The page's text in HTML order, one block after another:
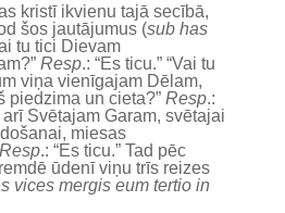
kristī ikvienu tajā secībā,
šos jautājumus (sub has
tu tici Dievam
Resp.: “Es ticu.” “Vai tu
viņa vienīgajam Dēlam,
piedzima un cieta?” Resp.:
arī Svētajam Garam, svētajai
miesas
Resp.: “Es ticu.” Tad pēc
ūdenī viņu trīs reizes
vices mergis eum tertio in